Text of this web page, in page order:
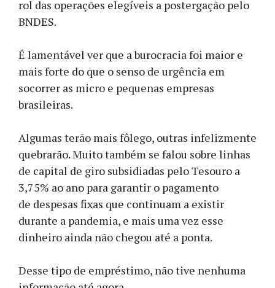
rol das operações elegíveis a postergação pelo
BNDES.
É lamentável ver que a burocracia foi maior e
mais forte do que o senso de urgência em
socorrer as micro e pequenas empresas
brasileiras.
Algumas terão mais fôlego, outras infelizmente
quebrarão. Muito também se falou sobre linhas
de capital de giro subsidiadas pelo Tesouro a
3,75% ao ano para garantir o pagamento
de despesas fixas que continuam a existir
durante a pandemia, e mais uma vez esse
dinheiro ainda não chegou até a ponta.
Desse tipo de empréstimo, não tive nenhuma